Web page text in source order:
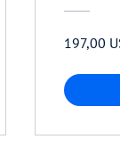
197,00